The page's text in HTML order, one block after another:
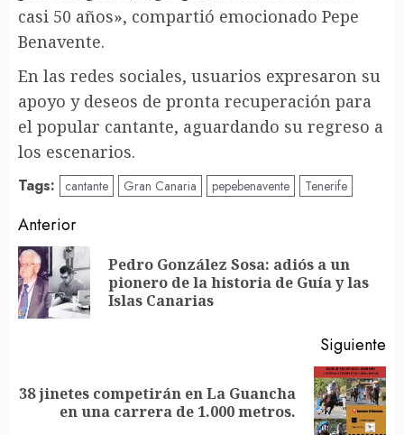
casi 50 años», compartió emocionado Pepe
Benavente.
En las redes sociales, usuarios expresaron su
apoyo y deseos de pronta recuperación para
el popular cantante, aguardando su regreso a
los escenarios.
Tags: cantante Gran Canaria pepebenavente Tenerife
Post
navigation
Anterior
Pedro González Sosa: adiós a un
pionero de la historia de Guía y las
Islas Canarias
Siguiente
Siguiente
entrada:
38 jinetes competirán en La Guancha
en una carrera de 1.000 metros.